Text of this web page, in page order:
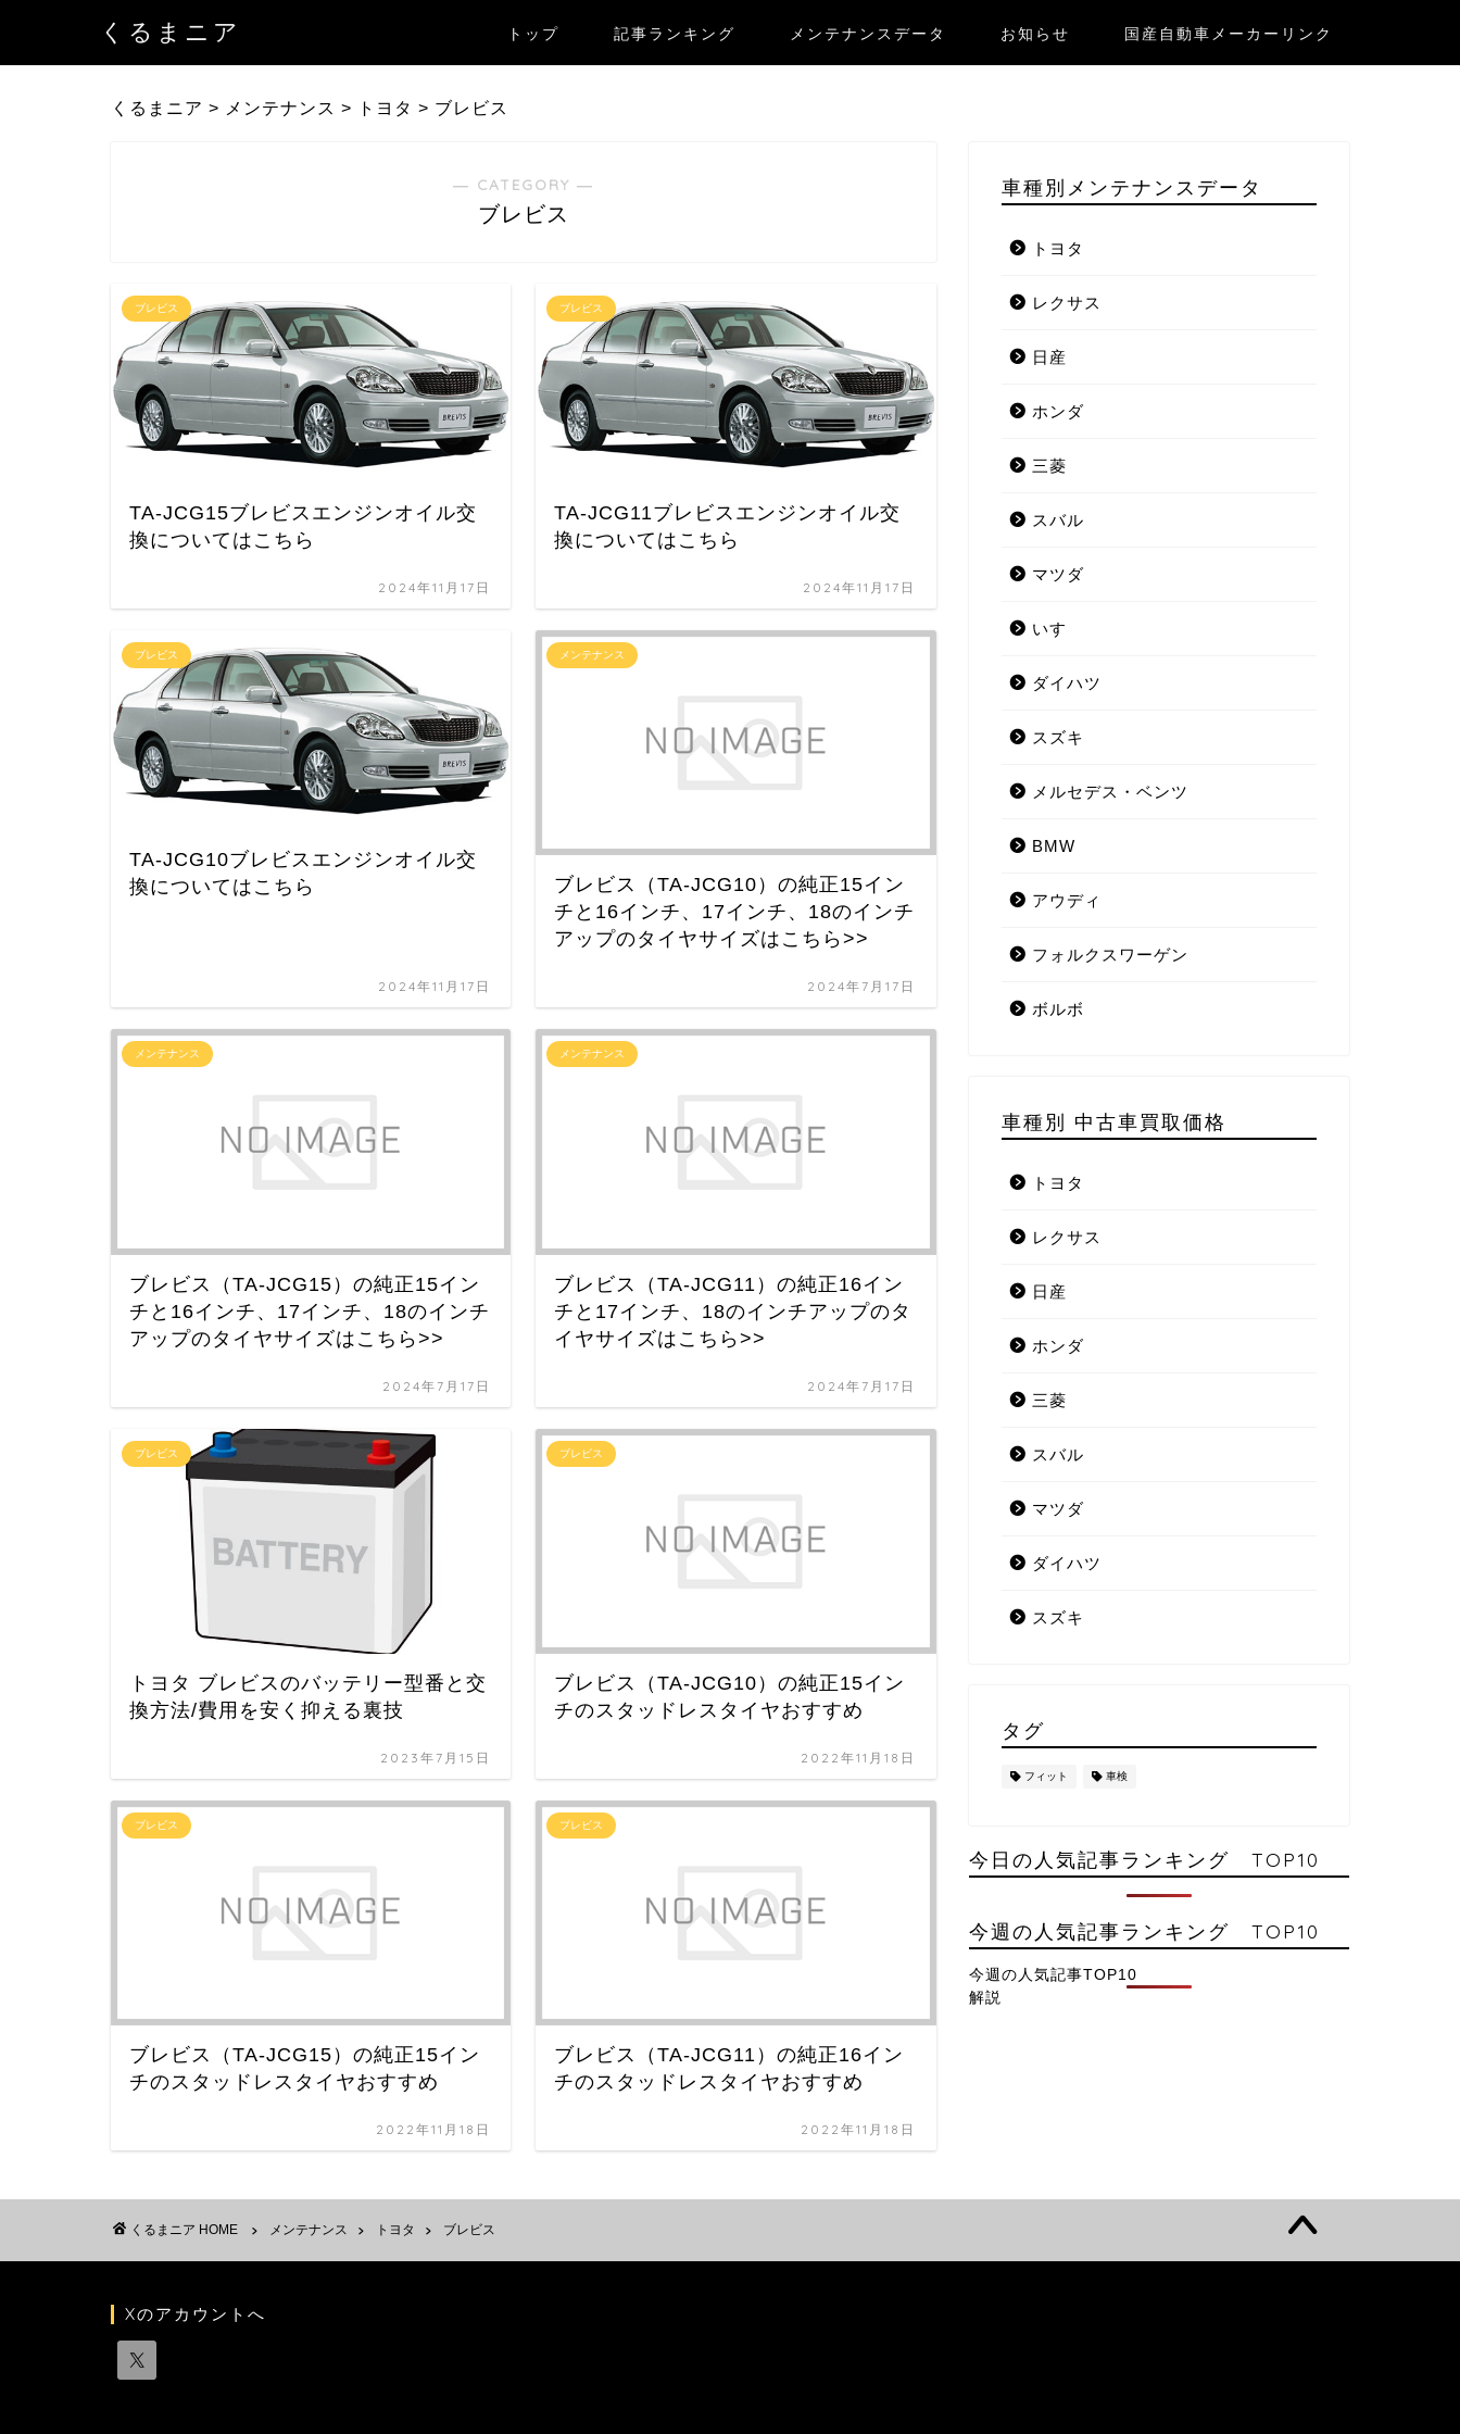
くるまニア トップ 記事ランキング メンテナンスデータ お知らせ 国産自動車メーカーリンク
くるまニア > メンテナンス > トヨタ > ブレビス
― CATEGORY ―
ブレビス
ブレビス
TA-JCG15ブレビスエンジンオイル交
換についてはこちら
2024年11月17日
ブレビス
TA-JCG11ブレビスエンジンオイル交
換についてはこちら
2024年11月17日
ブレビス
TA-JCG10ブレビスエンジンオイル交
換についてはこちら
2024年11月17日
メンテナンス
ブレビス（TA-JCG10）の純正15イン
チと16インチ、17インチ、18のインチ
アップのタイヤサイズはこちら>>
2024年7月17日
メンテナンス
ブレビス（TA-JCG15）の純正15イン
チと16インチ、17インチ、18のインチ
アップのタイヤサイズはこちら>>
2024年7月17日
メンテナンス
ブレビス（TA-JCG11）の純正16イン
チと17インチ、18のインチアップのタ
イヤサイズはこちら>>
2024年7月17日
ブレビス
トヨタ ブレビスのバッテリー型番と交
換方法/費用を安く抑える裏技
2023年7月15日
ブレビス
ブレビス（TA-JCG10）の純正15イン
チのスタッドレスタイヤおすすめ
2022年11月18日
ブレビス
ブレビス（TA-JCG15）の純正15イン
チのスタッドレスタイヤおすすめ
2022年11月18日
ブレビス
ブレビス（TA-JCG11）の純正16イン
チのスタッドレスタイヤおすすめ
2022年11月18日
車種別メンテナンスデータ
トヨタ
レクサス
日産
ホンダ
三菱
スバル
マツダ
いすゞ
ダイハツ
スズキ
メルセデス・ベンツ
BMW
アウディ
フォルクスワーゲン
ボルボ
車種別 中古車買取価格
トヨタ
レクサス
日産
ホンダ
三菱
スバル
マツダ
ダイハツ
スズキ
タグ
フィット 車検
今日の人気記事ランキング TOP10
今週の人気記事ランキング TOP10
今週の人気記事TOP10
解説
HOME メンテナンス トヨタ ブレビス
Xのアカウントへ